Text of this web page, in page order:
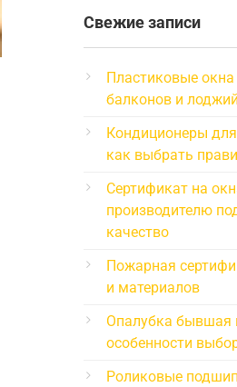
Свежие записи
Пластиковые окна
балконов и лоджий
Кондиционеры
как выбрать
Сертификат на
производителю
качество
Пожарная
и материалов
Опалубка бывшая
особенности
Роликовые